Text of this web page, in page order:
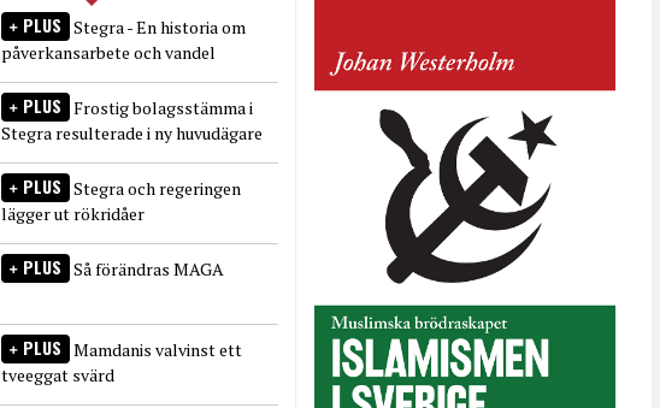
PLUS Stegra - En historia om
påverkansarbete och vandel
PLUS Frostig bolagsstämma i
Stegra resulterade i ny huvudägare
PLUS Stegra och regeringen
lägger ut rökridåer
PLUS Så förändras MAGA
PLUS Mamdanis valvinst ett
tveeggat svärd